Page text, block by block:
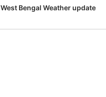
West Bengal Weather update